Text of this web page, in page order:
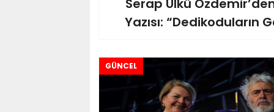
Serap Ülkü
Yazısı: “Dedikoduların
GÜNCEL